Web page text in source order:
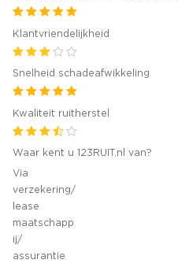
Klantvriendelijkheid
Snelheid schadeafwikkeling
Kwaliteit ruitherstel
Waar kent u 123RUIT.nl van?
Via
verzekering/
lease
maatschapp
ij/
assurantie